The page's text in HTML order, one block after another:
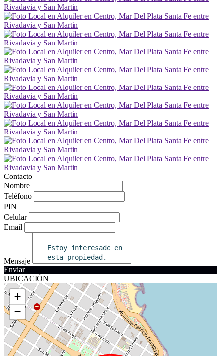
Contacto
Nombre
Teléfono
PIN
Celular
Email
Mensaje
Enviar
UBICACIÓN
+
−